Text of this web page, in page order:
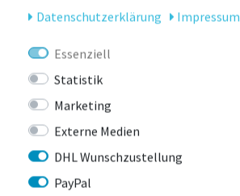
E-Bike Verleih
Werkstatt
Größe für ein
Kinderfahrrad
So wird dein Bike geliefert!
Daten­schutz­erklärung
Impressum
Essenziell
Statistik
Marketing
Externe Medien
DHL Wunschzustellung
PayPal